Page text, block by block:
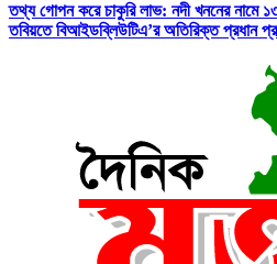
তথ্য গোপন করে চাকুরি লাভ: নদী খননের নামে
তবিয়তে বিআইডব্লিউটিএ’র অতিরিক্ত প্রধান